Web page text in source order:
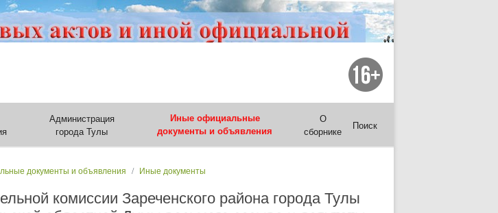
Администрация
города Тулы
Иные официальные
документы и объявления
О
сборнике
Поиск
документы и объявления Иные документы
комиссии Зареченского района города Тулы